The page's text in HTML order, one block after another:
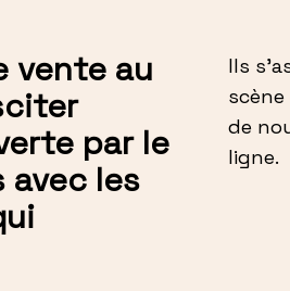
vente au
par le
les
Ils
de
ligne.